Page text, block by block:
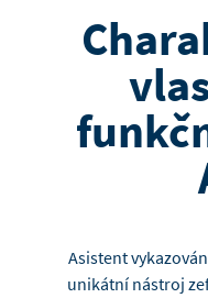
Asistent
unikátní nástroj